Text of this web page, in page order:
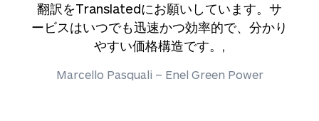
翻訳をTranslatedにお願いしています。サ
ービスはいつでも迅速かつ効率的で、分かり
やすい価格構造です。,
Marcello Pasquali – Enel Green Power